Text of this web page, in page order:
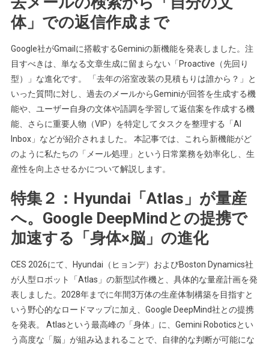
体」での返信作成まで
Google社がGmailに搭載するGeminiの新機能を発表しました。注
目すべきは、単なる文章生成に留まらない「Proactive（先回り
型）」な進化です。 「去年の浴室改装の見積もりは誰から？」と
いった質問に対し、過去のメールからGeminiが回答を生成する機
能や、ユーザー自身の文体や語調を学習して返信案を作成する機
能、さらに重要人物（VIP）を特定してタスクを整理する「AI
Inbox」などが紹介されました。 本記事では、これら新機能がど
のように私たちの「メール処理」という日常業務を効率化し、生
産性を向上させるかについて解説します。
特集２：Hyundai「Atlas」が量産
へ。Google DeepMindとの提携で
加速する「身体×脳」の進化
CES 2026にて、Hyundai（ヒョンデ）およびBoston Dynamics社
が人型ロボット「Atlas」の新型試作機と、具体的な量産計画を発
表しました。2028年までに年間3万体の生産体制構築を目指すと
いう野心的なロードマップに加え、Google DeepMind社との提携
を発表。 Atlasという最高峰の「身体」に、Gemini Roboticsとい
う高度な「脳」が組み込まれることで、自律的な判断が可能にな